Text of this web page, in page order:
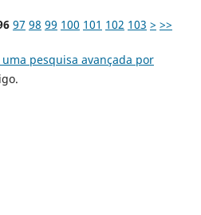
97 98 99 100 101 102 103 > >>
pesquisa avançada por